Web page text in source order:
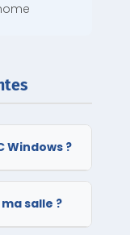
Windows ?
salle ?